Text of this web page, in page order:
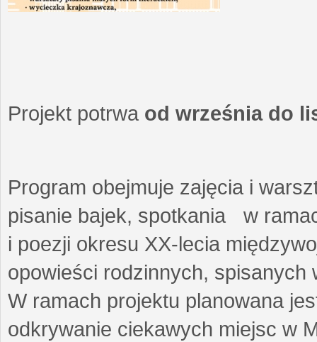
Projekt potrwa od września do
Program obejmuje zajęcia i
pisanie bajek, spotkania w
i poezji okresu XX-lecia
opowieści rodzinnych,
W ramach projektu planowana
odkrywanie ciekawych miejsc w